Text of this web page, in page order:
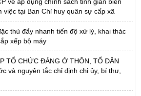
việc tại Ban Chỉ huy quân sự cấp xã
thù đẩy nhanh tiến độ xử lý, khai thác
xếp bộ máy
TỔ CHỨC ĐẢNG Ở THÔN, TỔ DÂN
và nguyên tắc chỉ định chi ủy, bí thư,